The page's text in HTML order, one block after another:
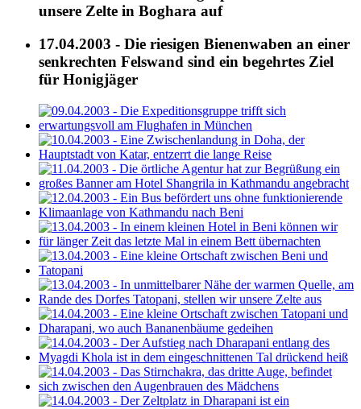
unsere Zelte in Boghara auf
17.04.2003 - Die riesigen Bienenwaben an einer
senkrechten Felswand sind ein begehrtes Ziel
für Honigjäger